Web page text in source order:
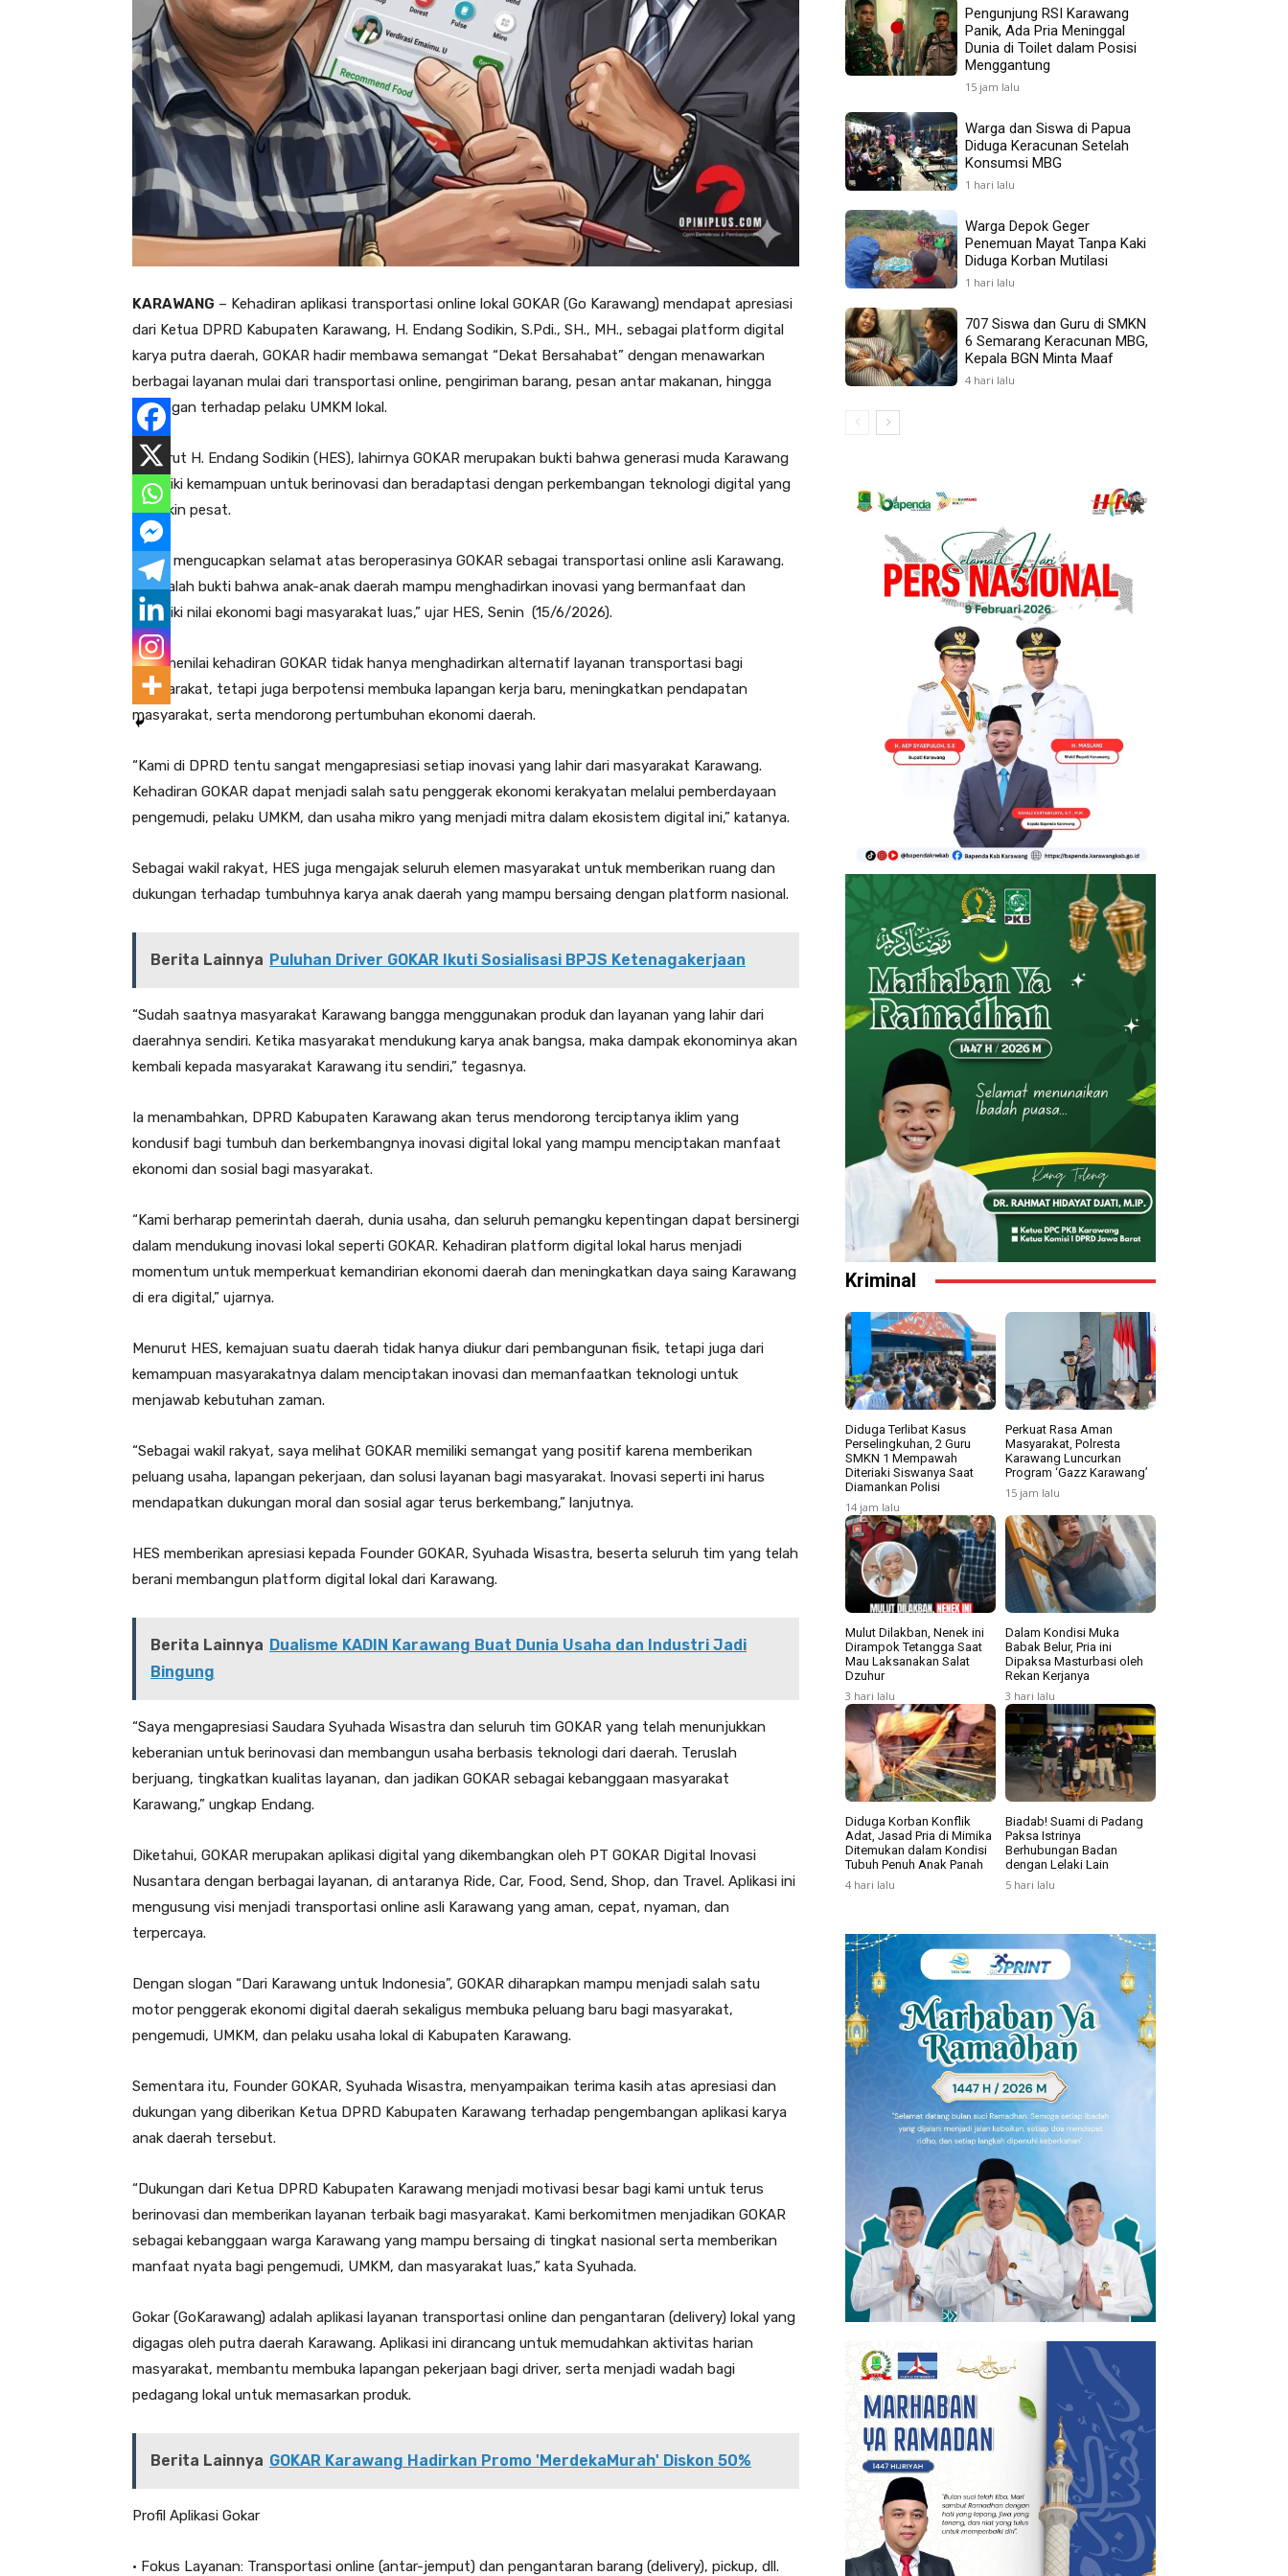
KARAWANG – Kehadiran aplikasi transportasi online lokal GOKAR (Go Karawang) mendapat apresiasi
dari Ketua DPRD Kabupaten Karawang, H. Endang Sodikin, S.Pdi., SH., MH., sebagai platform digital
karya putra daerah, GOKAR hadir membawa semangat “Dekat Bersahabat” dengan menawarkan
berbagai layanan mulai dari transportasi online, pengiriman barang, pesan antar makanan, hingga
dukungan terhadap pelaku UMKM lokal.
Menurut H. Endang Sodikin (HES), lahirnya GOKAR merupakan bukti bahwa generasi muda Karawang
memiliki kemampuan untuk berinovasi dan beradaptasi dengan perkembangan teknologi digital yang
semakin pesat.
“Saya mengucapkan selamat atas beroperasinya GOKAR sebagai transportasi online asli Karawang.
Ini adalah bukti bahwa anak-anak daerah mampu menghadirkan inovasi yang bermanfaat dan
memiliki nilai ekonomi bagi masyarakat luas,” ujar HES, Senin (15/6/2026).
HES menilai kehadiran GOKAR tidak hanya menghadirkan alternatif layanan transportasi bagi
masyarakat, tetapi juga berpotensi membuka lapangan kerja baru, meningkatkan pendapatan
masyarakat, serta mendorong pertumbuhan ekonomi daerah.
“Kami di DPRD tentu sangat mengapresiasi setiap inovasi yang lahir dari masyarakat Karawang.
Kehadiran GOKAR dapat menjadi salah satu penggerak ekonomi kerakyatan melalui pemberdayaan
pengemudi, pelaku UMKM, dan usaha mikro yang menjadi mitra dalam ekosistem digital ini,” katanya.
Sebagai wakil rakyat, HES juga mengajak seluruh elemen masyarakat untuk memberikan ruang dan
dukungan terhadap tumbuhnya karya anak daerah yang mampu bersaing dengan platform nasional.
Berita Lainnya Puluhan Driver GOKAR Ikuti Sosialisasi BPJS Ketenagakerjaan
“Sudah saatnya masyarakat Karawang bangga menggunakan produk dan layanan yang lahir dari
daerahnya sendiri. Ketika masyarakat mendukung karya anak bangsa, maka dampak ekonominya akan
kembali kepada masyarakat Karawang itu sendiri,” tegasnya.
Ia menambahkan, DPRD Kabupaten Karawang akan terus mendorong terciptanya iklim yang
kondusif bagi tumbuh dan berkembangnya inovasi digital lokal yang mampu menciptakan manfaat
ekonomi dan sosial bagi masyarakat.
“Kami berharap pemerintah daerah, dunia usaha, dan seluruh pemangku kepentingan dapat bersinergi
dalam mendukung inovasi lokal seperti GOKAR. Kehadiran platform digital lokal harus menjadi
momentum untuk memperkuat kemandirian ekonomi daerah dan meningkatkan daya saing Karawang
di era digital,” ujarnya.
Menurut HES, kemajuan suatu daerah tidak hanya diukur dari pembangunan fisik, tetapi juga dari
kemampuan masyarakatnya dalam menciptakan inovasi dan memanfaatkan teknologi untuk
menjawab kebutuhan zaman.
“Sebagai wakil rakyat, saya melihat GOKAR memiliki semangat yang positif karena memberikan
peluang usaha, lapangan pekerjaan, dan solusi layanan bagi masyarakat. Inovasi seperti ini harus
mendapatkan dukungan moral dan sosial agar terus berkembang,” lanjutnya.
HES memberikan apresiasi kepada Founder GOKAR, Syuhada Wisastra, beserta seluruh tim yang telah
berani membangun platform digital lokal dari Karawang.
Berita Lainnya Dualisme KADIN Karawang Buat Dunia Usaha dan Industri Jadi
Bingung
“Saya mengapresiasi Saudara Syuhada Wisastra dan seluruh tim GOKAR yang telah menunjukkan
keberanian untuk berinovasi dan membangun usaha berbasis teknologi dari daerah. Teruslah
berjuang, tingkatkan kualitas layanan, dan jadikan GOKAR sebagai kebanggaan masyarakat
Karawang,” ungkap Endang.
Diketahui, GOKAR merupakan aplikasi digital yang dikembangkan oleh PT GOKAR Digital Inovasi
Nusantara dengan berbagai layanan, di antaranya Ride, Car, Food, Send, Shop, dan Travel. Aplikasi ini
mengusung visi menjadi transportasi online asli Karawang yang aman, cepat, nyaman, dan
terpercaya.
Dengan slogan “Dari Karawang untuk Indonesia”, GOKAR diharapkan mampu menjadi salah satu
motor penggerak ekonomi digital daerah sekaligus membuka peluang baru bagi masyarakat,
pengemudi, UMKM, dan pelaku usaha lokal di Kabupaten Karawang.
Sementara itu, Founder GOKAR, Syuhada Wisastra, menyampaikan terima kasih atas apresiasi dan
dukungan yang diberikan Ketua DPRD Kabupaten Karawang terhadap pengembangan aplikasi karya
anak daerah tersebut.
“Dukungan dari Ketua DPRD Kabupaten Karawang menjadi motivasi besar bagi kami untuk terus
berinovasi dan memberikan layanan terbaik bagi masyarakat. Kami berkomitmen menjadikan GOKAR
sebagai kebanggaan warga Karawang yang mampu bersaing di tingkat nasional serta memberikan
manfaat nyata bagi pengemudi, UMKM, dan masyarakat luas,” kata Syuhada.
Gokar (GoKarawang) adalah aplikasi layanan transportasi online dan pengantaran (delivery) lokal yang
digagas oleh putra daerah Karawang. Aplikasi ini dirancang untuk memudahkan aktivitas harian
masyarakat, membantu membuka lapangan pekerjaan bagi driver, serta menjadi wadah bagi
pedagang lokal untuk memasarkan produk.
Berita Lainnya GOKAR Karawang Hadirkan Promo 'MerdekaMurah' Diskon 50%
Profil Aplikasi Gokar
• Fokus Layanan: Transportasi online (antar-jemput) dan pengantaran barang (delivery), pickup, dll.
Pengunjung RSI Karawang
Panik, Ada Pria Meninggal
Dunia di Toilet dalam Posisi
Menggantung
15 jam lalu
Warga dan Siswa di Papua
Diduga Keracunan Setelah
Konsumsi MBG
1 hari lalu
Warga Depok Geger
Penemuan Mayat Tanpa Kaki
Diduga Korban Mutilasi
1 hari lalu
707 Siswa dan Guru di SMKN
6 Semarang Keracunan MBG,
Kepala BGN Minta Maaf
4 hari lalu
Kriminal
Diduga Terlibat Kasus
Perselingkuhan, 2 Guru
SMKN 1 Mempawah
Diteriaki Siswanya Saat
Diamankan Polisi
14 jam lalu
Perkuat Rasa Aman
Masyarakat, Polresta
Karawang Luncurkan
Program ‘Gazz Karawang’
15 jam lalu
Mulut Dilakban, Nenek ini
Dirampok Tetangga Saat
Mau Laksanakan Salat
Dzuhur
3 hari lalu
Dalam Kondisi Muka
Babak Belur, Pria ini
Dipaksa Masturbasi oleh
Rekan Kerjanya
3 hari lalu
Diduga Korban Konflik
Adat, Jasad Pria di Mimika
Ditemukan dalam Kondisi
Tubuh Penuh Anak Panah
4 hari lalu
Biadab! Suami di Padang
Paksa Istrinya
Berhubungan Badan
dengan Lelaki Lain
5 hari lalu